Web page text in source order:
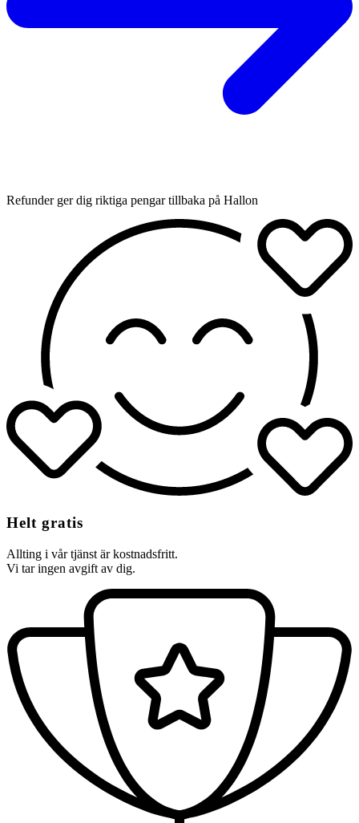
Refunder ger dig riktiga pengar tillbaka på Hallon
Helt gratis
Allting i vår tjänst är kostnadsfritt.
Vi tar ingen avgift av dig.